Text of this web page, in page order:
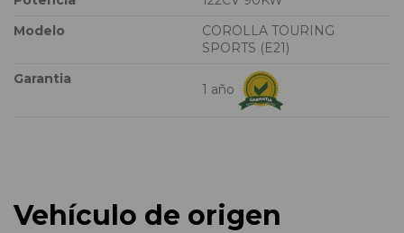
Modelo
COROLLA TOURING
SPORTS (E21)
Garantia
1 año
Vehículo de origen